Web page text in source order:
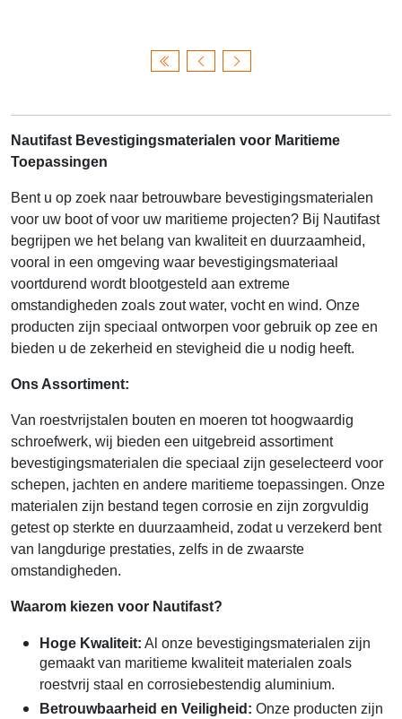
Nautifast Bevestigingsmaterialen voor Maritieme
Toepassingen
Bent u op zoek naar betrouwbare bevestigingsmaterialen
voor uw boot of voor uw maritieme projecten? Bij Nautifast
begrijpen we het belang van kwaliteit en duurzaamheid,
vooral in een omgeving waar bevestigingsmateriaal
voortdurend wordt blootgesteld aan extreme
omstandigheden zoals zout water, vocht en wind. Onze
producten zijn speciaal ontworpen voor gebruik op zee en
bieden u de zekerheid en stevigheid die u nodig heeft.
Ons Assortiment:
Van roestvrijstalen bouten en moeren tot hoogwaardig
schroefwerk, wij bieden een uitgebreid assortiment
bevestigingsmaterialen die speciaal zijn geselecteerd voor
schepen, jachten en andere maritieme toepassingen. Onze
materialen zijn bestand tegen corrosie en zijn zorgvuldig
getest op sterkte en duurzaamheid, zodat u verzekerd bent
van langdurige prestaties, zelfs in de zwaarste
omstandigheden.
Waarom kiezen voor Nautifast?
Hoge Kwaliteit: Al onze bevestigingsmaterialen zijn
gemaakt van maritieme kwaliteit materialen zoals
roestvrij staal en corrosiebestendig aluminium.
Betrouwbaarheid en Veiligheid: Onze producten zijn